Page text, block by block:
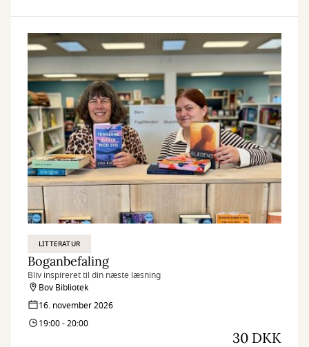
LITTERATUR
Boganbefaling
Bliv inspireret til din næste læsning
Bov Bibliotek
16. november 2026
19:00 - 20:00
30 DKK